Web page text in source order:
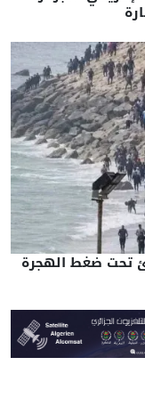
تحت ضغط الهجرة